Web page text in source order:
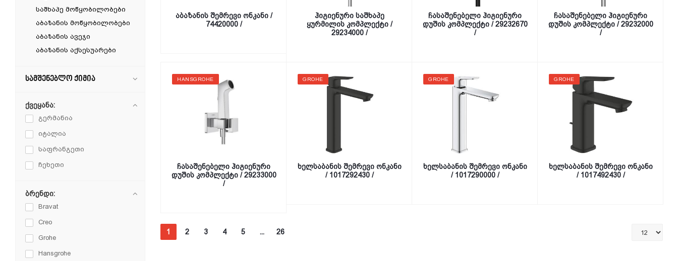
აბაზანის შემრევი ონკანი /
74420000 /
ჰიგიენური საშხაპე
ყურმილის კომპლექტი /
29234000 /
ჩასაშენებელი ჰიგიენური
დუშის კომპლექტი / 29232670
/
ჩასაშენებელი ჰიგიენური
დუშის კომპლექტი / 29232000
/
HANSGROHE
ჩასაშენებელი ჰიგიენური
დუშის კომპლექტი / 29233000
/
GROHE
ხელსაბანის შემრევი ონკანი
/ 1017292430 /
GROHE
ხელსაბანის შემრევი ონკანი
/ 1017290000 /
GROHE
ხელსაბანის შემრევი ონკანი
/ 1017492430 /
1 2 3 4 5 ... 26
საშხაპე მოწყობილობები
აბაზანის მოწყობილობები
აბაზანის ავეჯი
აბაზანის აქსესუარები
სამშენებლო ქიმია
ქვეყანა:
გერმანია
იტალია
საფრანგეთი
ჩეხეთი
ბრენდი:
Bravat
Creo
Grohe
Hansgrohe